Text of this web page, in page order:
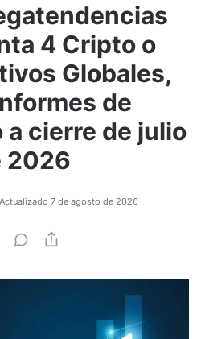
4 Cripto o
Globales,
de
cierre de julio
2026
Actualizado 7 de agosto de 2026